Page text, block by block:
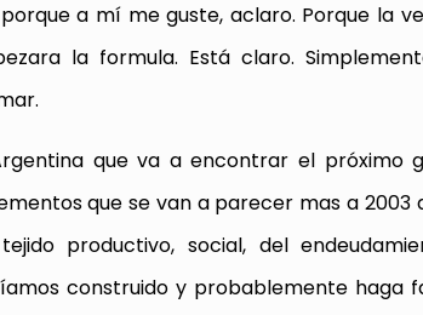
a mí me guste, aclaro. Porque la
la formula. Está claro.
que va a encontrar el próximo
que se van a parecer mas a 2003
productivo, social, del
construido y probablemente haga